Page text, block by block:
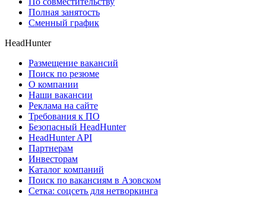
Полная занятость
Сменный график
HeadHunter
Размещение вакансий
Поиск по резюме
О компании
Наши вакансии
Реклама на сайте
Требования к ПО
Безопасный HeadHunter
HeadHunter API
Партнерам
Инвесторам
Каталог компаний
Поиск по вакансиям в Азовском
Сетка: соцсеть для нетворкинга